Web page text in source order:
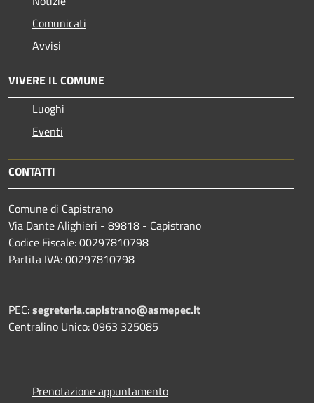
Comunicati
Avvisi
VIVERE IL COMUNE
Luoghi
Eventi
CONTATTI
Comune di Capistrano
Via Dante Alighieri - 89818 - Capistrano
Codice Fiscale: 00297810798
Partita IVA: 00297810798
PEC:segreteria.capistrano@asmepec.it
Centralino Unico: 0963 325085
Prenotazione appuntamento